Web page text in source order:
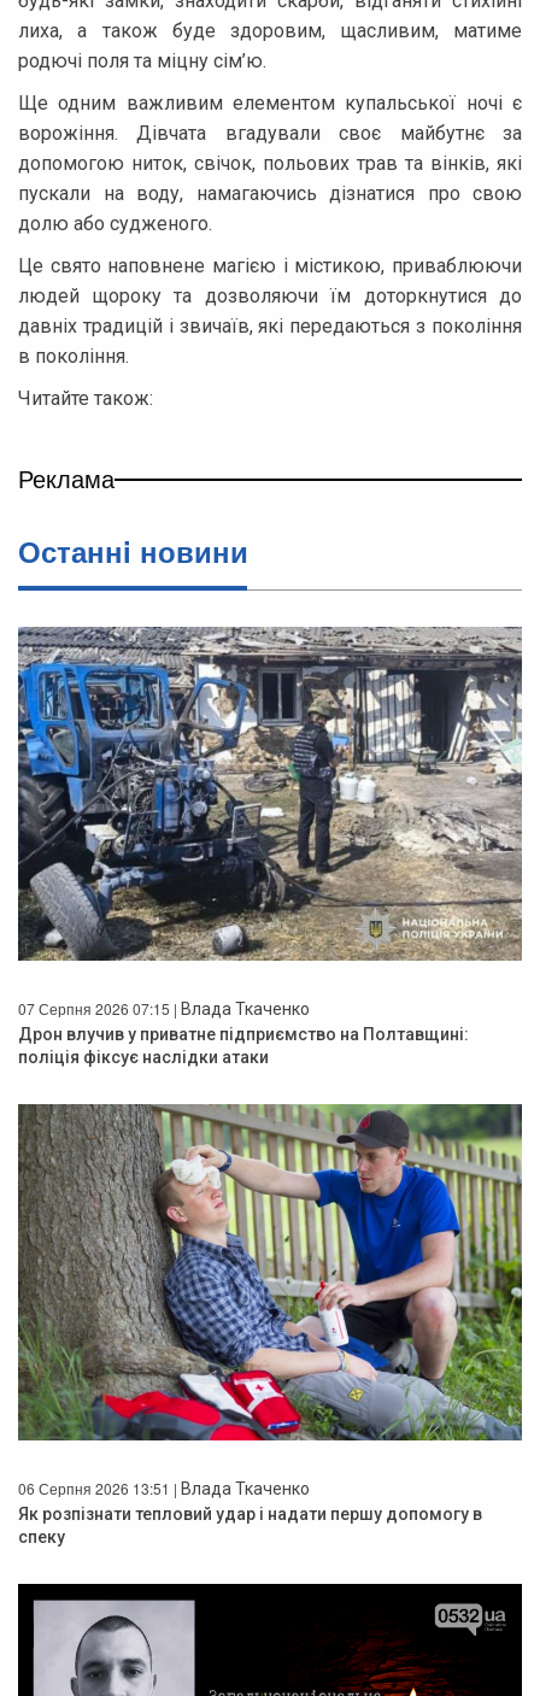
лиха, а також буде здоровим, щасливим, матиме
родючі поля та міцну сім’ю.
Ще одним важливим елементом купальської ночі є
ворожіння. Дівчата вгадували своє майбутнє за
допомогою ниток, свічок, польових трав та вінків, які
пускали на воду, намагаючись дізнатися про свою
долю або судженого.
Це свято наповнене магією і містикою, приваблюючи
людей щороку та дозволяючи їм доторкнутися до
давніх традицій і звичаїв, які передаються з покоління
в покоління.
Читайте також:
Реклама
Останнi новини
07 Серпня 2026 07:15 | Влада Ткаченко
Дрон влучив у приватне підприємство на Полтавщині:
поліція фіксує наслідки атаки
06 Серпня 2026 13:51 | Влада Ткаченко
Як розпізнати тепловий удар і надати першу допомогу в
спеку